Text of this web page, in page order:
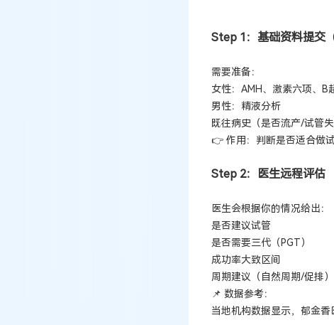
Step 1：基础资料提交（
需要准备：
女性：AMH、激素六项、B
男性：精液分析
既往病史（是否流产/试管失
👉 作用：判断是否适合做
Step 2：医生远程评估
医生会根据你的情况给出：
是否建议试管
是否需要三代（PGT）
成功率大致区间
周期建议（自然周期/促排）
📌 数据参考：
当地机构数据显示，郁金